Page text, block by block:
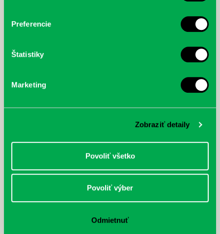
Preferencie
Štatistiky
Marketing
Zobraziť detaily
Povoliť všetko
Povoliť výber
Odmietnuť
Taylor, Jordyn: Papierové dievča z
Boček, Evžen: Aristokratka pod